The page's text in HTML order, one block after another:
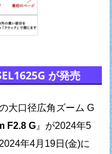
が発売
大口径広角ズーム G
F2.8 G』が2024年5
年4月19日(金)に